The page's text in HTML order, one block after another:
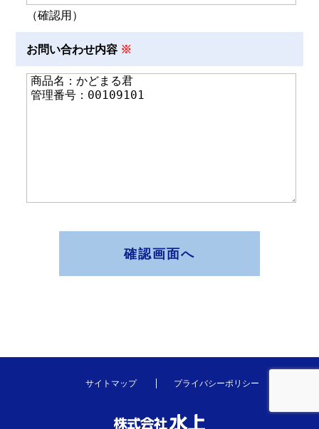
（確認用）
お問い合わせ内容
確認画面へ
サイトマップ プライバシーポリシー